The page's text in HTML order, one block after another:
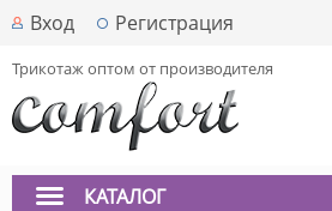
Вход Регистрация
Трикотаж оптом от производителя
КАТАЛОГ